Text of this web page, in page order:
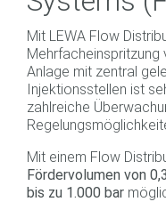
Mit LEWA Flow
Mehrfacheinspritzung
Anlage mit zentral
Injektionsstellen ist
zahlreiche
Mit einem Flow
Fördervolumen von
bis zu 1.000 bar